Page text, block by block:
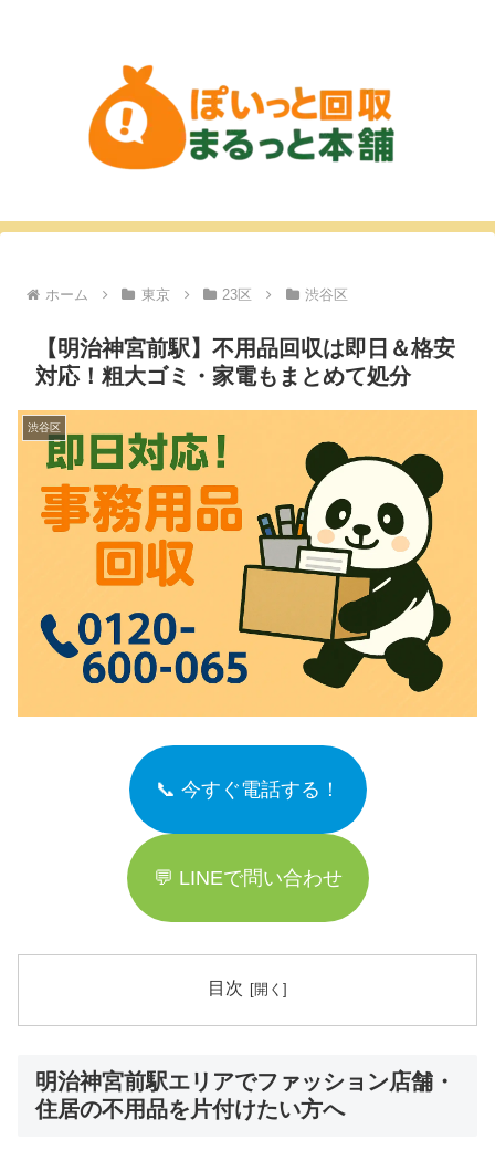
ホーム 東京 23区 渋谷区
【明治神宮前駅】不用品回収は即日＆格安
対応！粗大ゴミ・家電もまとめて処分
渋谷区
📞 今すぐ電話する！
💬 LINEで問い合わせ
目次
明治神宮前駅エリアでファッション店舗・
住居の不用品を片付けたい方へ